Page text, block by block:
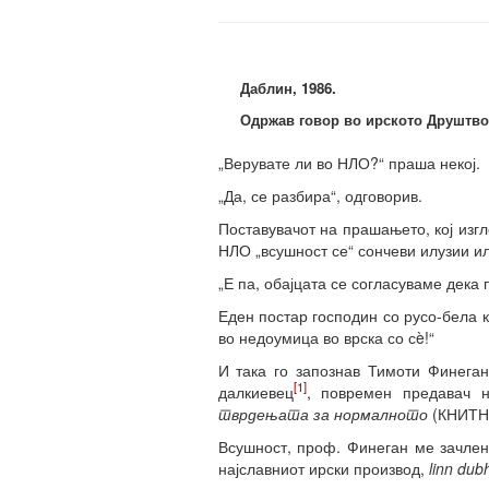
Даблин, 1986.
Одржав говор во ирското
„Верувате ли во НЛО?“ праша некој.
„Да, се разбира“, одговорив.
Поставувачот на прашањето, кој
НЛО „всушност се“ сончеви илузии
„Е па, обајцата се согласуваме
Еден постар господин со русо-бела
во недоумица во врска со сè!“
И така го запознав Тимоти
далкиевец[1], повремен предавач
тврдењата за нормалното
Всушност, проф. Финеган ме
најславниот ирски производ, linn